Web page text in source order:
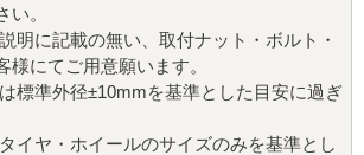
い。
明に記載の無い、取付ナット・ボルト・
様にてご用意願います。
標準外径±10mmを基準とした目安に過ぎ
イヤ・ホイールのサイズのみを基準とし